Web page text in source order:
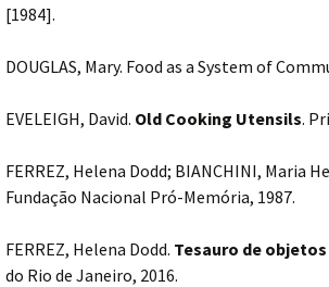
[1984].
DOUGLAS, Mary. Food as a System of
EVELEIGH, David. Old Cooking Utensils.
FERREZ, Helena Dodd; BIANCHINI, Maria
Fundação Nacional Pró-Memória, 1987.
FERREZ, Helena Dodd. Tesauro de
do Rio de Janeiro, 2016.